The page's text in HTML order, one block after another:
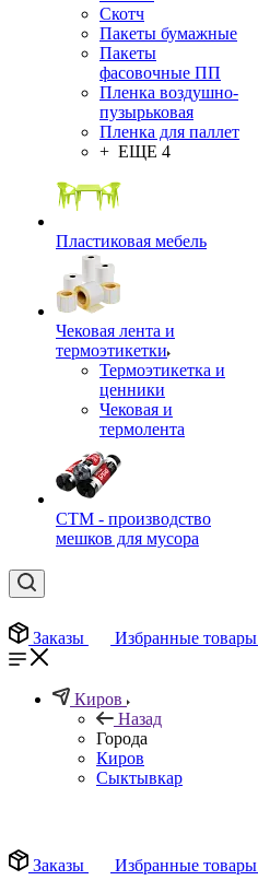
Скотч
Пакеты бумажные
Пакеты
фасовочные ПП
Пленка воздушно-
пузырьковая
Пленка для паллет
+ ЕЩЕ 4
Пластиковая мебель
Чековая лента и
термоэтикетки
Термоэтикетка и
ценники
Чековая и
термолента
СТМ - производство
мешков для мусора
Заказы Избранные товары
Киров
Назад
Города
Киров
Сыктывкар
Заказы
Избранные товары